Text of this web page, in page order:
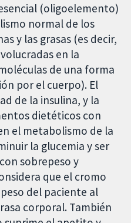
(oligoelemento)
normal de los
y las grasas (es decir,
en la
de una forma
por el cuerpo). El
de la insulina, y la
dietéticos con
el metabolismo de la
la glucemia y ser
sobrepeso y
que el cromo
del paciente al
corporal. También